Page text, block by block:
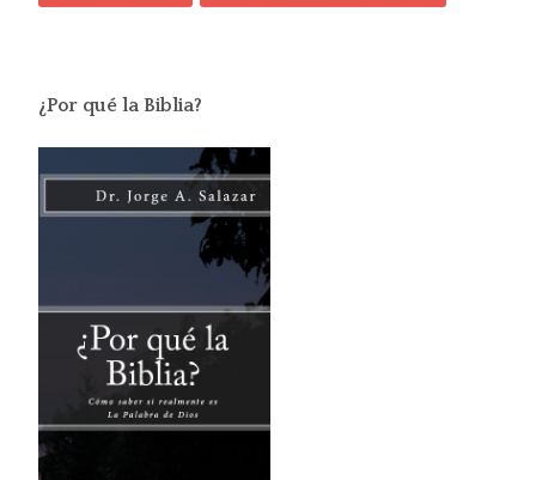
¿Por qué la Biblia?